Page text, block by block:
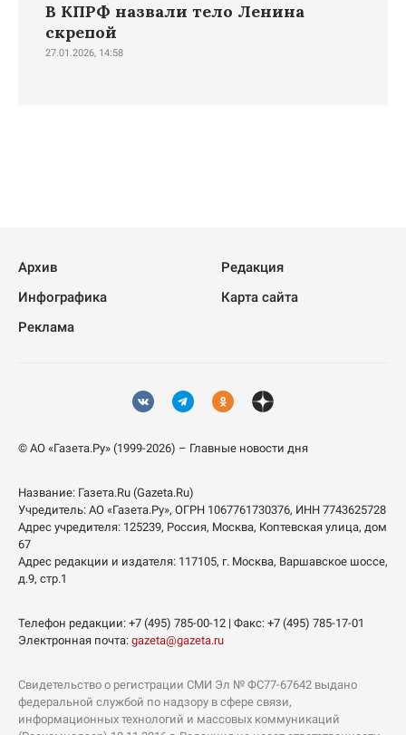
В КПРФ назвали тело Ленина
скрепой
27.01.2026, 14:58
Архив
Редакция
Инфографика
Карта сайта
Реклама
© АО «Газета.Ру» (1999-2026) – Главные новости дня
Название: Газета.Ru (Gazeta.Ru)
Учредитель: АО «Газета.Ру», ОГРН 1067761730376, ИНН 7743625728
Адрес учредителя: 125239, Россия, Москва, Коптевская улица, дом
67
Адрес редакции и издателя: 117105, г. Москва, Варшавское шоссе,
д.9, стр.1
Телефон редакции: +7 (495) 785-00-12 | Факс: +7 (495) 785-17-01
Электронная почта: gazeta@gazeta.ru
Свидетельство о регистрации СМИ Эл № ФС77-67642 выдано
федеральной службой по надзору в сфере связи,
информационных технологий и массовых коммуникаций